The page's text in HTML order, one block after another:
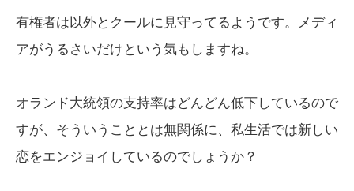
有権者は以外とクールに見守ってるようです。メディ
アがうるさいだけという気もしますね。
オランド大統領の支持率はどんどん低下しているので
すが、そういうこととは無関係に、私生活では新しい
恋をエンジョイしているのでしょうか？